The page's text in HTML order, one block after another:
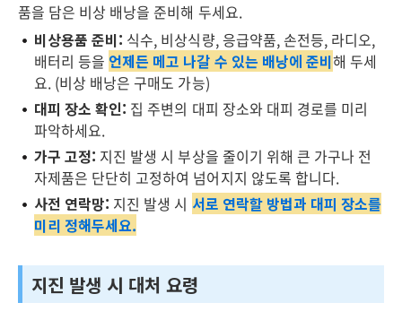
품을 담은 비상 배낭을 준비해 두세요.
비상용품 준비: 식수, 비상식량, 응급약품, 손전등, 라디오,
배터리 등을 언제든 메고 나갈 수 있는 배낭에 준비해 두세
요. (비상 배낭은 구매도 가능)
대피 장소 확인: 집 주변의 대피 장소와 대피 경로를 미리
파악하세요.
가구 고정: 지진 발생 시 부상을 줄이기 위해 큰 가구나 전
자제품은 단단히 고정하여 넘어지지 않도록 합니다.
사전 연락망: 지진 발생 시 서로 연락할 방법과 대피 장소를
미리 정해두세요.
지진 발생 시 대처 요령